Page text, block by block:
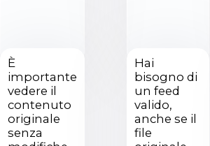
È
importante
vedere il
contenuto
originale
senza
Hai
bisogno di
un feed
valido,
anche se il
file